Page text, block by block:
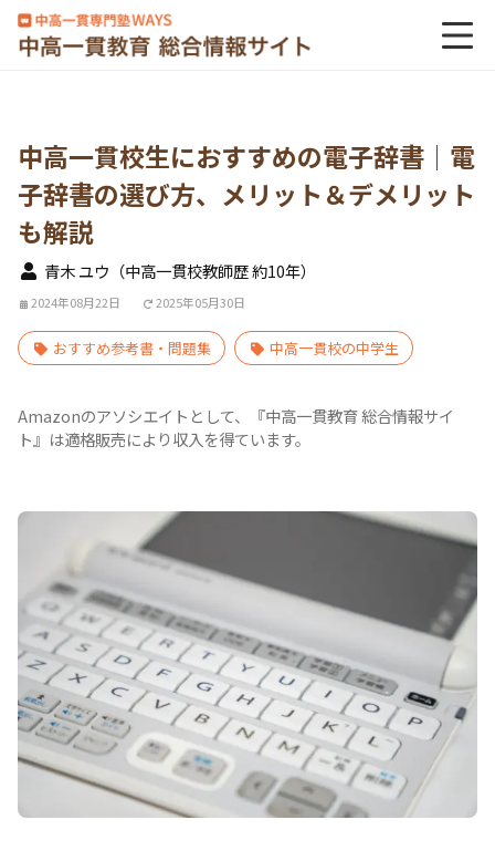
中高一貫校生におすすめの電子辞書｜電
子辞書の選び方、メリット＆デメリット
も解説
青木 ユウ（中高一貫校教師歴 約10年）
2024年08月22日 2025年05月30日
おすすめ参考書・問題集 中高一貫校の中学生
Amazonのアソシエイトとして、『中高一貫教育 総合情報サイ
ト』は適格販売により収入を得ています。